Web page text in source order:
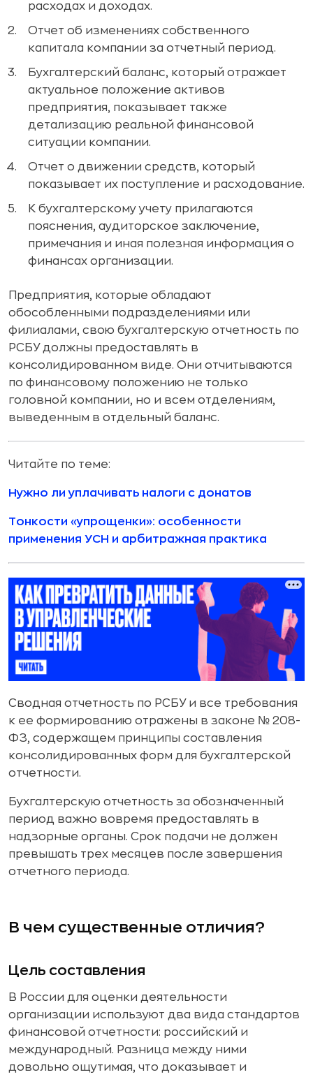
расходах и доходах.
Отчет об изменениях собственного
капитала компании за отчетный период.
Бухгалтерский баланс, который отражает
актуальное положение активов
предприятия, показывает также
детализацию реальной финансовой
ситуации компании.
Отчет о движении средств, который
показывает их поступление и расходование.
К бухгалтерскому учету прилагаются
пояснения, аудиторское заключение,
примечания и иная полезная информация о
финансах организации.
Предприятия, которые обладают
обособленными подразделениями или
филиалами, свою бухгалтерскую отчетность по
РСБУ должны предоставлять в
консолидированном виде. Они отчитываются
по финансовому положению не только
головной компании, но и всем отделениям,
выведенным в отдельный баланс.
Читайте по теме:
Нужно ли уплачивать налоги с донатов
Тонкости «упрощенки»: особенности
применения УСН и арбитражная практика
Сводная отчетность по РСБУ и все требования
к ее формированию отражены в законе № 208-
ФЗ, содержащем принципы составления
консолидированных форм для бухгалтерской
отчетности.
Бухгалтерскую отчетность за обозначенный
период важно вовремя предоставлять в
надзорные органы. Срок подачи не должен
превышать трех месяцев после завершения
отчетного периода.
В чем существенные отличия?
Цель составления
В России для оценки деятельности
организации используют два вида стандартов
финансовой отчетности: российский и
международный. Разница между ними
довольно ощутимая, что доказывает и